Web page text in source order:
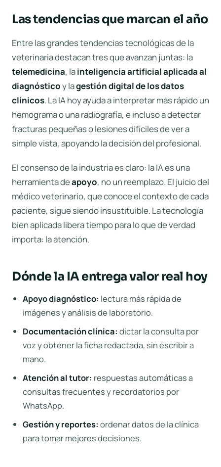
Las tendencias que marcan el año
Entre las grandes tendencias tecnológicas de la
veterinaria destacan tres que avanzan juntas: la
telemedicina, lainteligencia artificial aplicada al
diagnósticoy lagestión digital de los datos
clínicos. La IA hoy ayuda a interpretar más rápido un
hemograma o una radiografía, e incluso a detectar
fracturas pequeñas o lesiones difíciles de ver a
simple vista, apoyando la decisión del profesional.
El consenso de la industria es claro: la IA es una
herramienta deapoyo, no un reemplazo. El juicio del
médico veterinario, que conoce el contexto de cada
paciente, sigue siendo insustituible. La tecnología
bien aplicada libera tiempo para lo que de verdad
importa: la atención.
Dónde la IA entrega valor real hoy
Apoyo diagnóstico: lectura más rápida de
imágenes y análisis de laboratorio.
Documentación clínica: dictar la consulta por
voz y obtener la ficha redactada, sin escribir a
mano.
Atención al tutor: respuestas automáticas a
consultas frecuentes y recordatorios por
WhatsApp.
Gestión y reportes: ordenar datos de la clínica
para tomar mejores decisiones.